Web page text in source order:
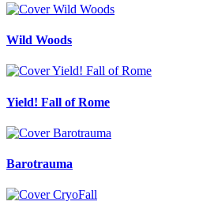
Wild Woods
Yield! Fall of Rome
Barotrauma